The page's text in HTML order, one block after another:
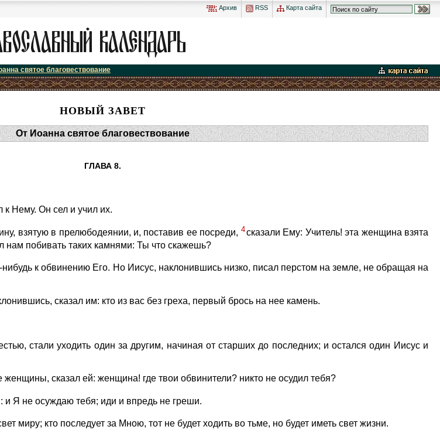
Архив RSS Карта сайта
святое благовествование
НОВЫЙ ЗАВЕТ
От Иоанна святое благовествование
ГЛАВА 8.
Нему. Он сел и учил их.
взятую в прелюбодеянии, и, поставив ее посреди, 4сказали Ему: Учитель! эта женщина взята
нам побивать таких камнями: Ты что скажешь?
к обвинению Его. Но Иисус, наклонившись низко, писал перстом на земле, не обращая на
сказал им: кто из вас без греха, первый брось на нее камень.
стали уходить один за другим, начиная от старших до последних; и остался один Иисус и
сказал ей: женщина! где твои обвинители? никто не осудил тебя?
и Я не осуждаю тебя; иди и впредь не греши.
миру; кто последует за Мною, тот не будет ходить во тьме, но будет иметь свет жизни.